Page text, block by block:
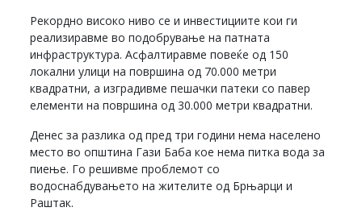
Рекордно високо ниво се и инвестициите кои ги
реализиравме во подобрување на патната
инфраструктура. Асфалтиравме повеќе од 150
локални улици на површина од 70.000 метри
квадратни, а изградивме пешачки патеки со павер
елементи на површина од 30.000 метри квадратни.
Денес за разлика од пред три години нема населено
место во општина Гази Баба кое нема питка вода за
пиење. Го решивме проблемот со
водоснабдувањето на жителите од Брњарци и
Раштак.